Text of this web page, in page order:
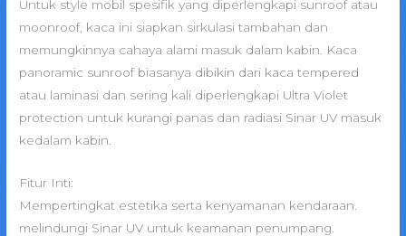
Untuk style mobil spesifik yang diperlengkapi sunroof atau
moonroof, kaca ini siapkan sirkulasi tambahan dan
memungkinnya cahaya alami masuk dalam kabin. Kaca
panoramic sunroof biasanya dibikin dari kaca tempered
atau laminasi dan sering kali diperlengkapi Ultra Violet
protection untuk kurangi panas dan radiasi Sinar UV masuk
kedalam kabin.
Fitur Inti:
Mempertingkat estetika serta kenyamanan kendaraan.
melindungi Sinar UV untuk keamanan penumpang.